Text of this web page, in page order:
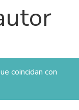
coincidan con